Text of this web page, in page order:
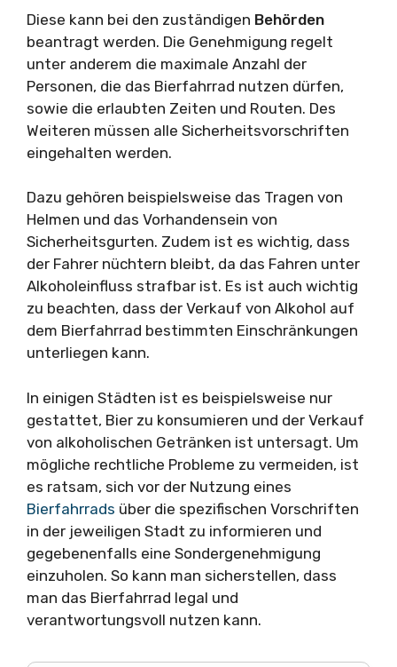
Diese kann bei den zuständigen Behörden
beantragt werden. Die Genehmigung regelt
unter anderem die maximale Anzahl der
Personen, die das Bierfahrrad nutzen dürfen,
sowie die erlaubten Zeiten und Routen. Des
Weiteren müssen alle Sicherheitsvorschriften
eingehalten werden.
Dazu gehören beispielsweise das Tragen von
Helmen und das Vorhandensein von
Sicherheitsgurten. Zudem ist es wichtig, dass
der Fahrer nüchtern bleibt, da das Fahren unter
Alkoholeinfluss strafbar ist. Es ist auch wichtig
zu beachten, dass der Verkauf von Alkohol auf
dem Bierfahrrad bestimmten Einschränkungen
unterliegen kann.
In einigen Städten ist es beispielsweise nur
gestattet, Bier zu konsumieren und der Verkauf
von alkoholischen Getränken ist untersagt. Um
mögliche rechtliche Probleme zu vermeiden, ist
es ratsam, sich vor der Nutzung eines
Bierfahrrads über die spezifischen Vorschriften
in der jeweiligen Stadt zu informieren und
gegebenenfalls eine Sondergenehmigung
einzuholen. So kann man sicherstellen, dass
man das Bierfahrrad legal und
verantwortungsvoll nutzen kann.